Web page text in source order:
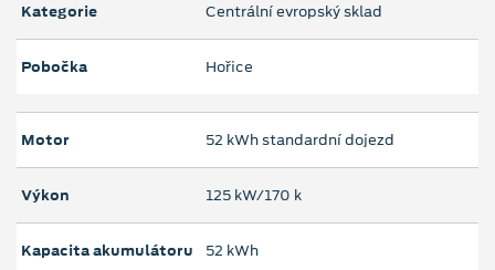
Kategorie Centrální evropský sklad
Pobočka Hořice
Motor 52 kWh standardní dojezd
Výkon 125 kW/170 k
Kapacita akumulátoru 52 kWh